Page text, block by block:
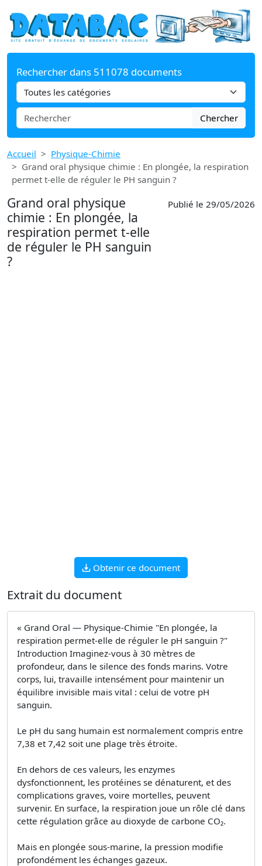
Rechercher dans 511078 documents
Chercher
Accueil
Physique-Chimie
Grand oral physique chimie : En plongée, la respiration
permet t-elle de réguler le PH sanguin ?
Grand oral physique
chimie : En plongée, la
respiration permet t-elle
de réguler le PH sanguin
?
Publié le 29/05/2026
Obtenir ce document
Extrait du document
« Grand Oral — Physique-Chimie "En plongée, la
respiration permet-elle de réguler le pH sanguin ?"
Introduction Imaginez-vous à 30 mètres de
profondeur, dans le silence des fonds marins. Votre
corps, lui, travaille intensément pour maintenir un
équilibre invisible mais vital : celui de votre pH
sanguin.
Le pH du sang humain est normalement compris entre
7,38 et 7,42 soit une plage très étroite.
En dehors de ces valeurs, les enzymes
dysfonctionnent, les protéines se dénaturent, et des
complications graves, voire mortelles, peuvent
survenir. En surface, la respiration joue un rôle clé dans
cette régulation grâce au dioxyde de carbone CO₂.
Mais en plongée sous-marine, la pression modifie
profondément les échanges gazeux.